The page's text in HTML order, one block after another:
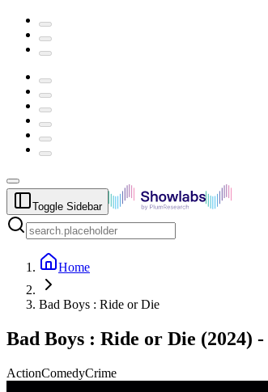
Toggle Sidebar
Home
Bad Boys : Ride or Die
Bad Boys : Ride or Die (2024) -
ActionComedyCrime